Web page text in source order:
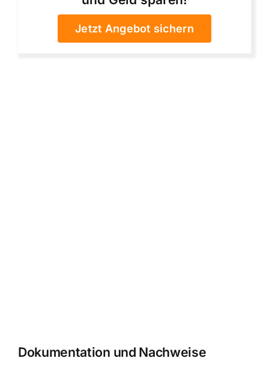
Jetzt Angebot sichern
Dokumentation und Nachweise